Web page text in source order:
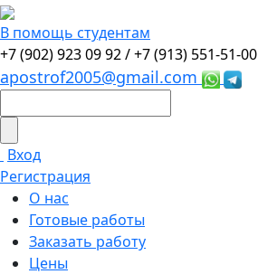
В помощь студентам
+7 (902) 923 09 92 /+7 (913) 551-51-00
apostrof2005@gmail.com
Вход
Регистрация
О нас
Готовые работы
Заказать работу
Цены